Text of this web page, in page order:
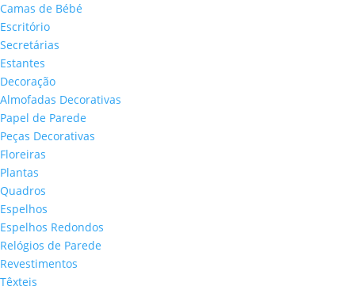
Camas de Bébé
Escritório
Secretárias
Estantes
Decoração
Almofadas Decorativas
Papel de Parede
Peças Decorativas
Floreiras
Plantas
Quadros
Espelhos
Espelhos Redondos
Relógios de Parede
Revestimentos
Têxteis